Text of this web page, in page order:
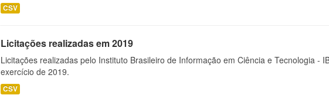
CSV
Licitações realizadas em 2019
Licitações realizadas pelo Instituto Brasileiro de Informação em Ciência e Tecnologia -
exercício de 2019.
CSV